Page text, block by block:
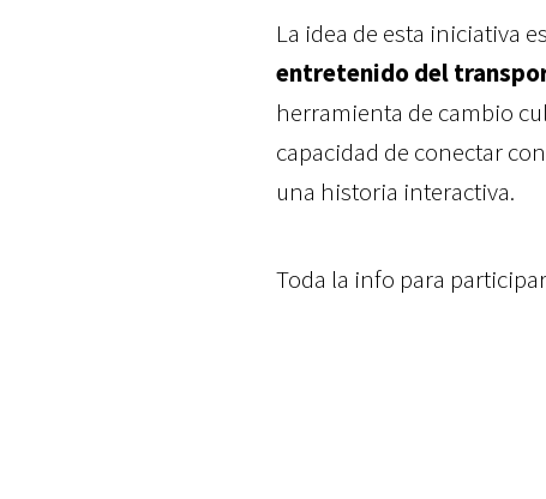
La idea de esta iniciativa es
entretenido del
herramienta de cambio
capacidad de conectar
una historia interactiva.
Toda la info para